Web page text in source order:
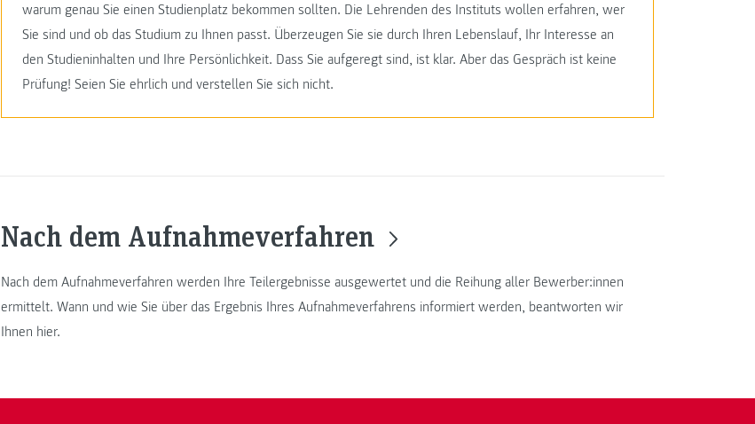
warum genau Sie einen Studienplatz bekommen sollten. Die Lehrenden des Instituts wollen erfahren, wer
Sie sind und ob das Studium zu Ihnen passt. Überzeugen Sie sie durch Ihren Lebenslauf, Ihr Interesse an
den Studieninhalten und Ihre Persönlichkeit. Dass Sie aufgeregt sind, ist klar. Aber das Gespräch ist keine
Prüfung! Seien Sie ehrlich und verstellen Sie sich nicht.
Nach dem Aufnahmeverfahren
Nach dem Aufnahmeverfahren werden Ihre Teilergebnisse ausgewertet und die Reihung aller Bewerber:innen
ermittelt. Wann und wie Sie über das Ergebnis Ihres Aufnahmeverfahrens informiert werden, beantworten wir
Ihnen hier.